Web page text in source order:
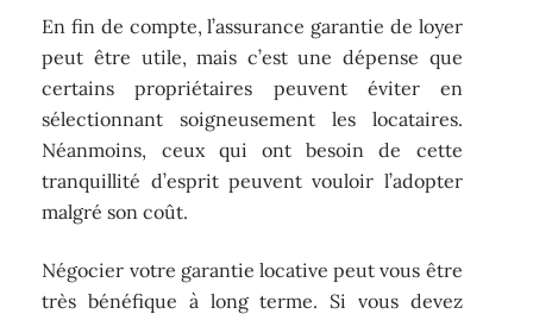
En fin de compte, l’assurance garantie de loyer
peut être utile, mais c’est une dépense que
certains propriétaires peuvent éviter en
sélectionnant soigneusement les locataires.
Néanmoins, ceux qui ont besoin de cette
tranquillité d’esprit peuvent vouloir l’adopter
malgré son coût.
Négocier votre garantie locative peut vous être
très bénéfique à long terme. Si vous devez